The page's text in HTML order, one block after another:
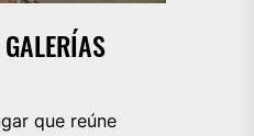
que reúne